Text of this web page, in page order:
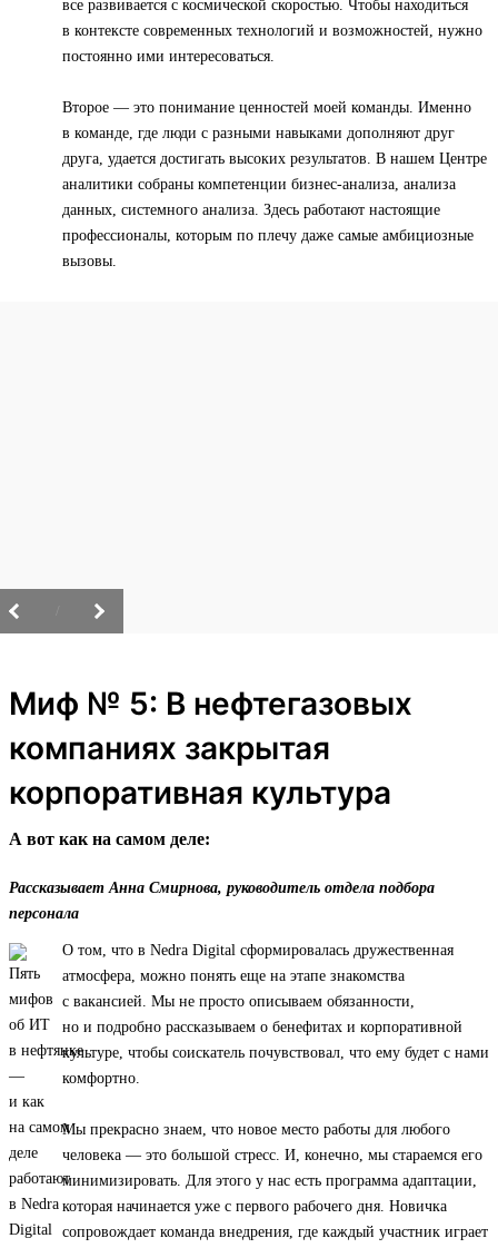
все развивается с космической скоростью. Чтобы находиться
в контексте современных технологий и возможностей, нужно
постоянно ими интересоваться.
Второе — это понимание ценностей моей команды. Именно
в команде, где люди с разными навыками дополняют друг
друга, удается достигать высоких результатов. В нашем Центре
аналитики собраны компетенции бизнес-анализа, анализа
данных, системного анализа. Здесь работают настоящие
профессионалы, которым по плечу даже самые амбициозные
вызовы.
Миф № 5: В нефтегазовых
компаниях закрытая
корпоративная культура
А вот как на самом деле:
Рассказывает Анна Смирнова, руководитель отдела подбора
персонала
О том, что в Nedra Digital сформировалась дружественная
атмосфера, можно понять еще на этапе знакомства
с вакансией. Мы не просто описываем обязанности,
но и подробно рассказываем о бенефитах и корпоративной
культуре, чтобы соискатель почувствовал, что ему будет с нами
комфортно.
Мы прекрасно знаем, что новое место работы для любого
человека — это большой стресс. И, конечно, мы стараемся его
минимизировать. Для этого у нас есть программа адаптации,
которая начинается уже с первого рабочего дня. Новичка
сопровождает команда внедрения, где каждый участник играет